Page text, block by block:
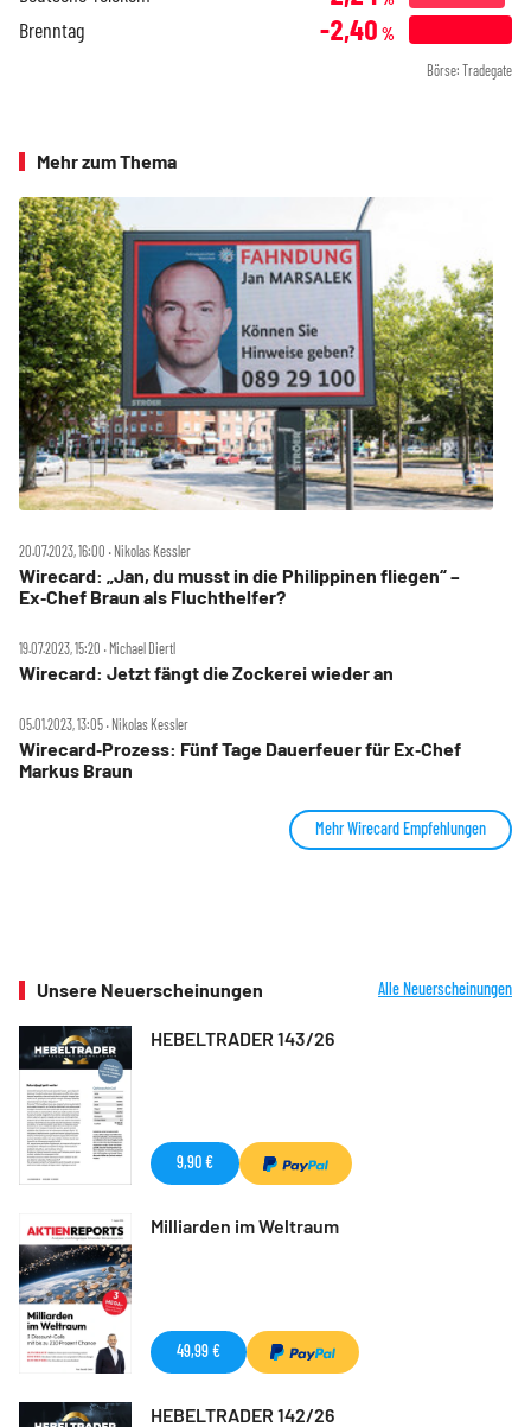
Brenntag -2,40 %
Börse: Tradegate
Mehr zum Thema
20.07.2023, 16:00 ‧ Nikolas Kessler
Wirecard: „Jan, du musst in die Philippinen fliegen“ –
Ex‑Chef Braun als Fluchthelfer?
19.07.2023, 15:20 ‧ Michael Diertl
Wirecard: Jetzt fängt die Zockerei wieder an
05.01.2023, 13:05 ‧ Nikolas Kessler
Wirecard‑Prozess: Fünf Tage Dauerfeuer für Ex‑Chef
Markus Braun
Mehr Wirecard Empfehlungen
Unsere Neuerscheinungen Alle Neuerscheinungen
HEBELTRADER 143/26
9,90 €
Milliarden im Weltraum
49,99 €
HEBELTRADER 142/26